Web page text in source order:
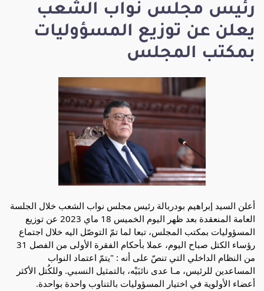
رئيس مجلس نواب الشعب
يعلن عن توزيع المسؤوليات
بمكتب المجلس
أعضاء الأولوية في اختيار المسؤوليات بالتناوب